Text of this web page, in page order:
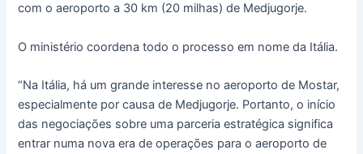
com o aeroporto a 30 km (20 milhas) de Medjugorje.
O ministério coordena todo o processo em nome da Itália.
“Na Itália, há um grande interesse no aeroporto de Mostar,
especialmente por causa de Medjugorje. Portanto, o início
das negociações sobre uma parceria estratégica significa
entrar numa nova era de operações para o aeroporto de